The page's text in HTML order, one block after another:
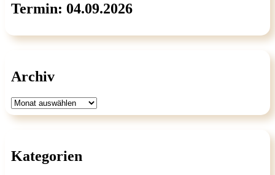
Termin: 04.09.2026
Archiv
Archiv
Kategorien